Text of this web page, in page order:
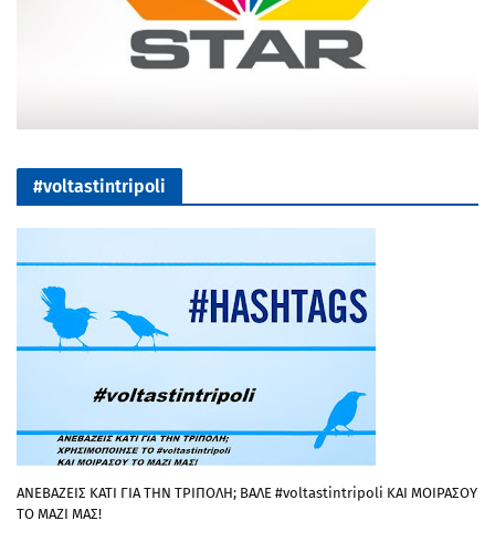
#voltastintripoli
ΑΝΕΒΑΖΕΙΣ ΚΑΤΙ ΓΙΑ ΤΗΝ ΤΡΙΠΟΛΗ; ΒΑΛΕ #voltastintripoli ΚΑΙ ΜΟΙΡΑΣΟΥ
ΤΟ ΜΑΖΙ ΜΑΣ!